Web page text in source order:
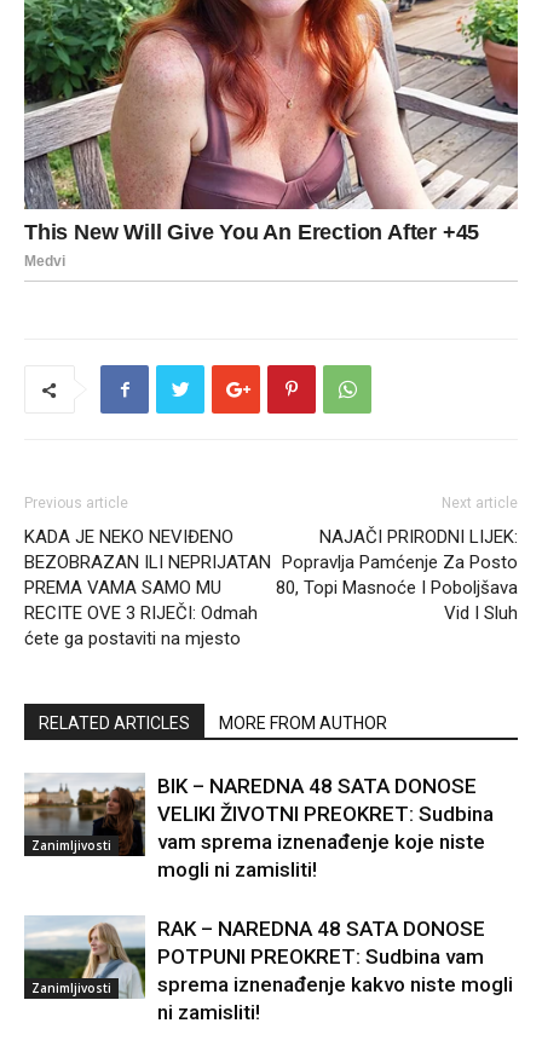
Previous article
KADA JE NEKO NEVIĐENO
BEZOBRAZAN ILI NEPRIJATAN
PREMA VAMA SAMO MU
RECITE OVE 3 RIJEČI: Odmah
ćete ga postaviti na mjesto
Next article
NAJAČI PRIRODNI LIJEK:
Popravlja Pamćenje Za Posto
80, Topi Masnoće I Poboljšava
Vid I Sluh
RELATED ARTICLES MORE FROM AUTHOR
Zanimljivosti
BIK – NAREDNA 48 SATA DONOSE
VELIKI ŽIVOTNI PREOKRET: Sudbina
vam sprema iznenađenje koje niste
mogli ni zamisliti!
Zanimljivosti
RAK – NAREDNA 48 SATA DONOSE
POTPUNI PREOKRET: Sudbina vam
sprema iznenađenje kakvo niste mogli
ni zamisliti!